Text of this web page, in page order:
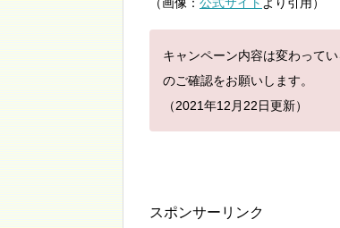
キャンペーン内容は変わって
のご確認をお願いします。
（2021年12 月22日更新）
スポンサーリンク